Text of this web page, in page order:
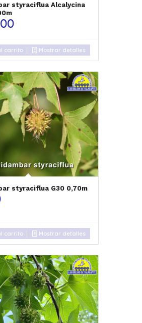
styraciflua Alcalycina
carrito Mostrar detalles
styraciflua G30 0,70m
carrito Mostrar detalles